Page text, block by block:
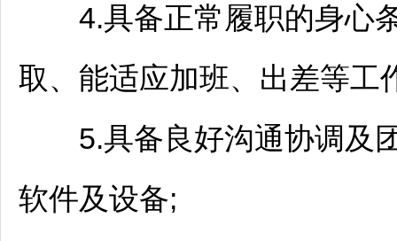
4.具备正常履职的身心条
取、能适应加班、出差等工
5.具备良好沟通协调及团
软件及设备;